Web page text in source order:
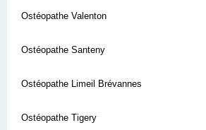
Ostéopathe Valenton
Ostéopathe Santeny
Ostéopathe Limeil Brévannes
Ostéopathe Tigery